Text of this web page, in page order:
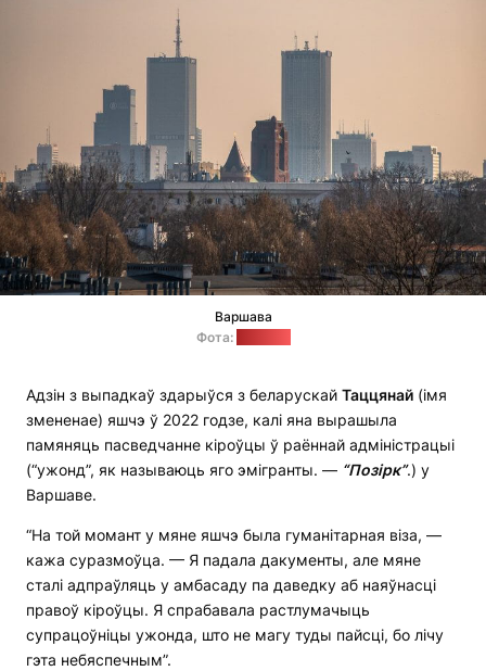
Варшава
Фота:
Адзін з выпадкаў здарыўся з беларускай Таццянай (імя
змененае) яшчэ ў 2022 годзе, калі яна вырашыла
памяняць пасведчанне кіроўцы ў раённай адміністрацыі
(“ужонд”, як называюць яго эмігранты. — “Позірк”.) у
Варшаве.
“На той момант у мяне яшчэ была гуманітарная віза, —
кажа суразмоўца. — Я падала дакументы, але мяне
сталі адпраўляць у амбасаду па даведку аб наяўнасці
правоў кіроўцы. Я спрабавала растлумачыць
супрацоўніцы ужонда, што не магу туды пайсці, бо лічу
гэта небяспечным”.